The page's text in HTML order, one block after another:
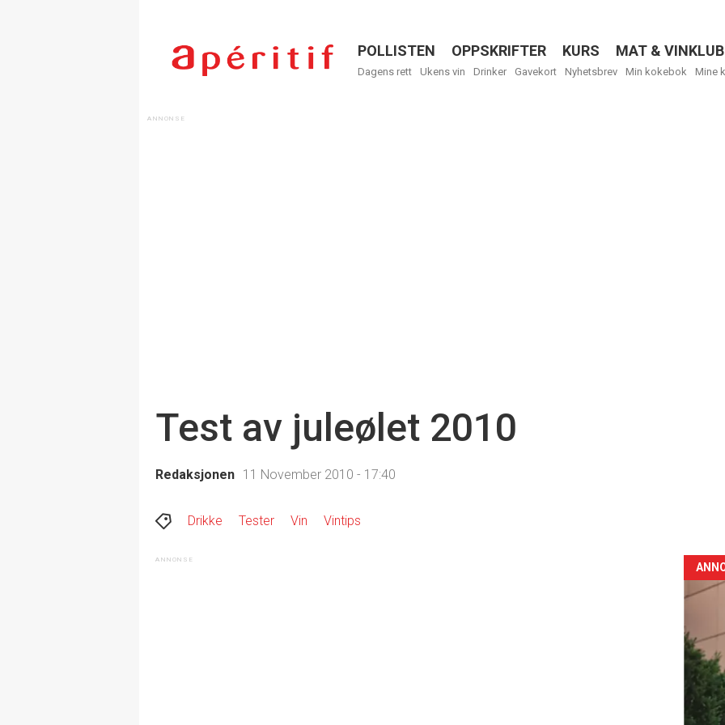
Menu
POLLISTEN OPPSKRIFTER KURS MAT &
Dagens rett Ukens vin Drinker Gavekort Nyhetsbrev Min kokebok Mine
Test av juleølet 2010
Redaksjonen 11 November 2010 - 17:40
Drikke Tester Vin Vintips